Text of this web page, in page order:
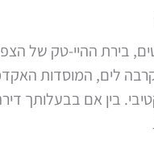
בירת ההיי-טק של
לים, המוסדות
בין אם בבעלותך